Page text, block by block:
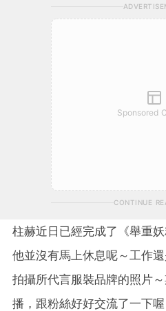
Sponsored
CONTINUE
柱赫近日已經完成了《舉重
他並沒有馬上休息呢～工作
拍攝所代言服裝品牌的照片
播，跟粉絲好好交流了一下喔